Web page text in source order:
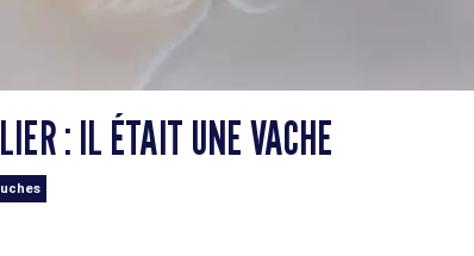
: IL ÉTAIT UNE VACHE